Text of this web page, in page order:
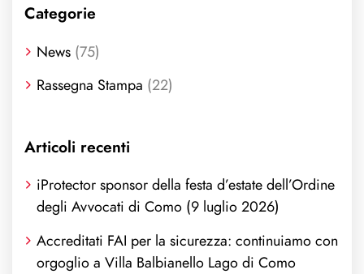
Categorie
News (75)
Rassegna Stampa (22)
Articoli recenti
iProtector sponsor della festa d’estate dell’Ordine
degli Avvocati di Como (9 luglio 2026)
Accreditati FAI per la sicurezza: continuiamo con
orgoglio a Villa Balbianello Lago di Como